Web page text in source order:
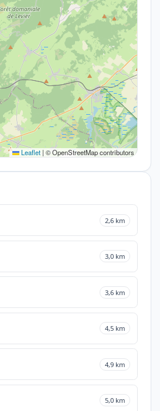
Leaflet | © OpenStreetMap contributors
2,6 km
3,0 km
3,6 km
4,5 km
4,9 km
5,0 km